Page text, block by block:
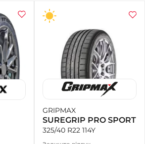
+38 (067) 911-14-14
- на Щепкіна
+38 (098) 911-911-0
- на Тополі
+38 (098) 911-911-4
- на Калиновій
+38 (077) 7-184-184
- Донецьке шосе
+38 (050)-911-911-2
- Щепкіна
+38 (099)-643-33-77
GRIPMAX
SUREGRIP PRO SPORT
325/40 R22 114Y